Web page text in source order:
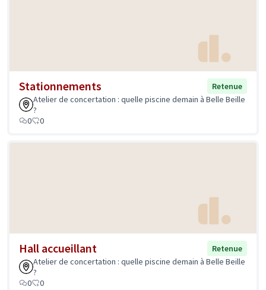
Stationnements
Retenue
Atelier de concertation : quelle piscine demain à Belle Beille
?
0
0
Hall accueillant
Retenue
Atelier de concertation : quelle piscine demain à Belle Beille
?
0
0